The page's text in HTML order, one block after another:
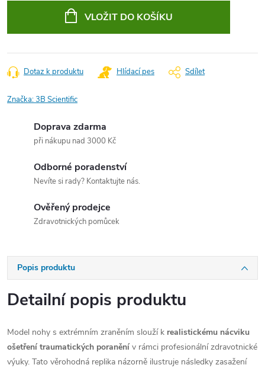
VLOŽIT DO KOŠÍKU
Dotaz k produktu Hlídací pes Sdílet
Značka:3B Scientific
Doprava zdarma
při nákupu nad 3000 Kč
Odborné poradenství
Nevíte si rady? Kontaktujte nás.
Ověřený prodejce
Zdravotnických pomůcek
Popis produktu
Detailní popis produktu
Model nohy s extrémním zraněním slouží k realistickému nácviku
ošetření traumatických poranění v rámci profesionální zdravotnické
výuky. Tato věrohodná replika názorně ilustruje následky zasažení